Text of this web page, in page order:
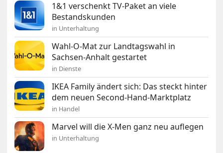
1&1 verschenkt TV-Paket an viele
Bestandskunden
in Unterhaltung
Wahl-O-Mat zur Landtagswahl in
Sachsen-Anhalt gestartet
in Dienste
IKEA Family ändert sich: Das steckt hinter
dem neuen Second-Hand-Marktplatz
in Handel
Marvel will die X-Men ganz neu auflegen
in Unterhaltung